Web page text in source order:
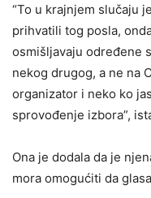
“To u krajnjem slučaju
prihvatili tog posla,
osmišljavaju određene
nekog drugog, a ne na
organizator i neko ko
sprovođenje izbora”,
Ona je dodala da je
mora omogućiti da